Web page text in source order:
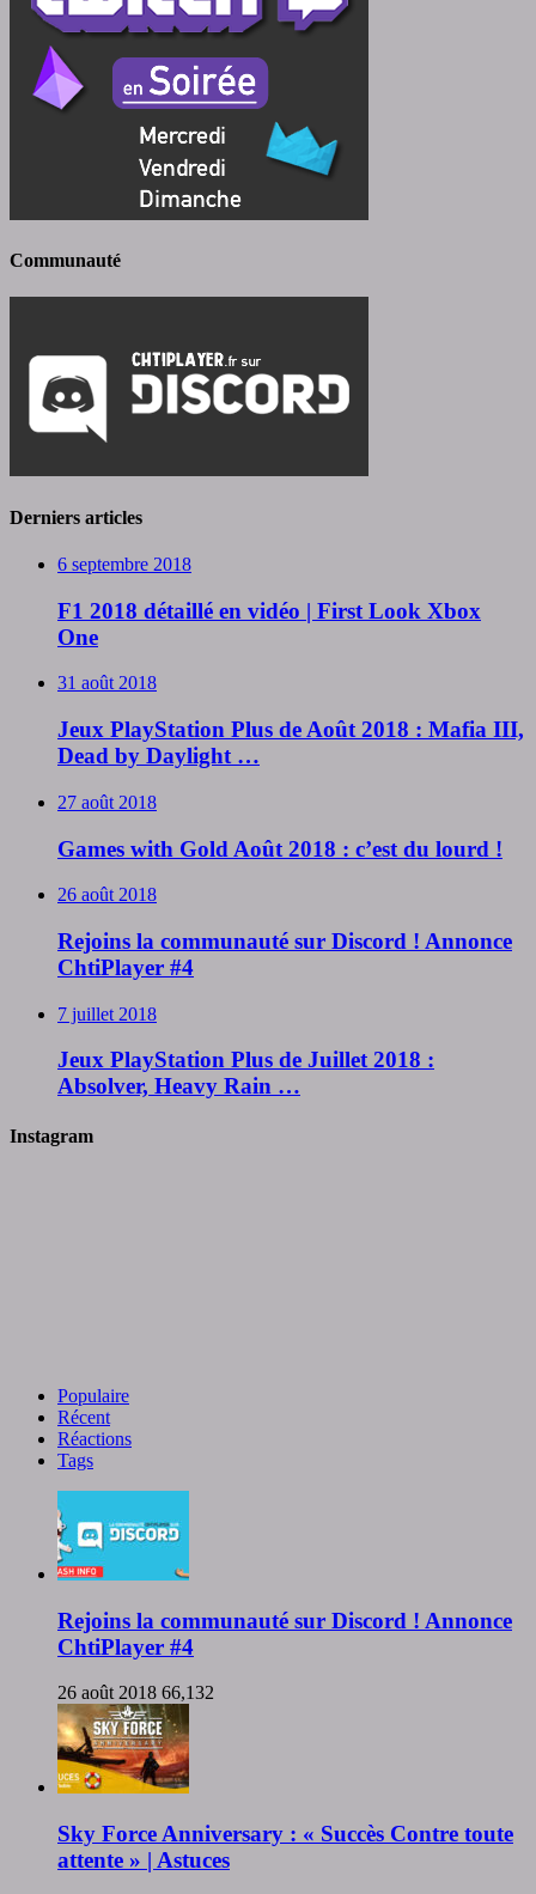
Communauté
Derniers articles
6 septembre 2018
F1 2018 détaillé en vidéo | First Look Xbox
One
31 août 2018
Jeux PlayStation Plus de Août 2018 : Mafia III,
Dead by Daylight …
27 août 2018
Games with Gold Août 2018 : c’est du lourd !
26 août 2018
Rejoins la communauté sur Discord ! Annonce
ChtiPlayer #4
7 juillet 2018
Jeux PlayStation Plus de Juillet 2018 :
Absolver, Heavy Rain …
Instagram
Populaire
Récent
Réactions
Tags
Rejoins la communauté sur Discord ! Annonce
ChtiPlayer #4
26 août 2018 66,132
Sky Force Anniversary : « Succès Contre toute
attente » | Astuces